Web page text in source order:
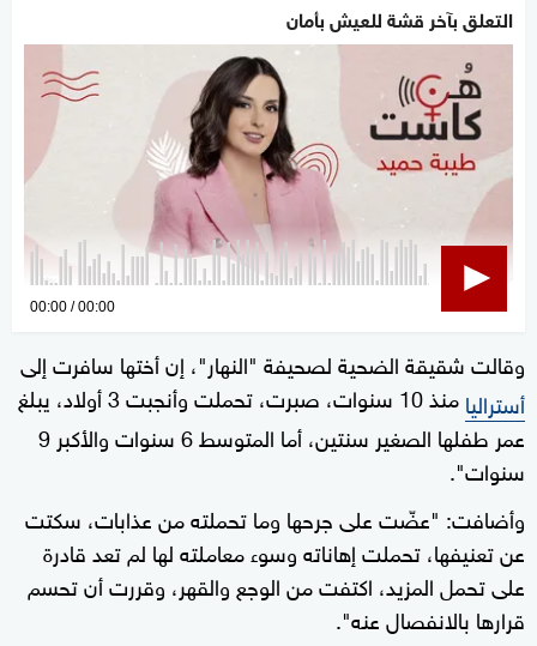
التعلق بآخر قشة للعيش بأمان
0
of
0
seconds
00:00 00:00
وقالت شقيقة الضحية لصحيفة "النهار"، إن أختها سافرت إلى
أستراليا
منذ 10 سنوات، صبرت، تحملت وأنجبت 3 أولاد، يبلغ
عمر طفلها الصغير سنتين، أما المتوسط 6 سنوات والأكبر 9
سنوات".
وأضافت: "عضّت على جرحها وما تحملته من عذابات، سكتت
عن تعنيفها، تحملت إهاناته وسوء معاملته لها لم تعد قادرة
على تحمل المزيد، اكتفت من الوجع والقهر، وقررت أن تحسم
قرارها بالانفصال عنه".